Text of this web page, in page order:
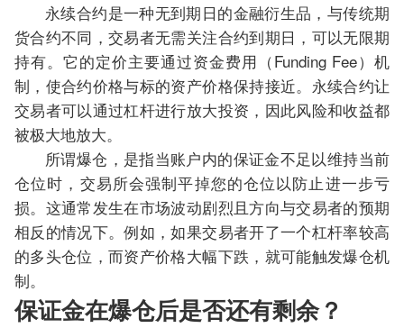
永续合约是一种无到期日的金融衍生品，与传统期
货合约不同，交易者无需关注合约到期日，可以无限期
持有。它的定价主要通过资金费用（Funding Fee）机
制，使合约价格与标的资产价格保持接近。永续合约让
交易者可以通过杠杆进行放大投资，因此风险和收益都
被极大地放大。
所谓爆仓，是指当账户内的保证金不足以维持当前
仓位时，交易所会强制平掉您的仓位以防止进一步亏
损。这通常发生在市场波动剧烈且方向与交易者的预期
相反的情况下。例如，如果交易者开了一个杠杆率较高
的多头仓位，而资产价格大幅下跌，就可能触发爆仓机
制。
保证金在爆仓后是否还有剩余？